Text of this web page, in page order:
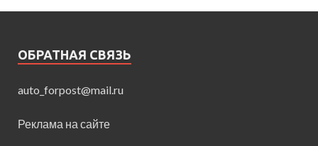
ОБРАТНАЯ СВЯЗЬ
auto_forpost@mail.ru
Реклама на сайте